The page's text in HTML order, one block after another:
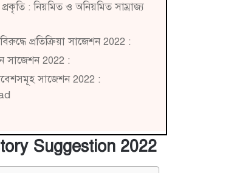
: নিয়মিত ও অনিয়মিত সাম্রাজ্য
প্রতিক্রিয়া সাজেশন 2022 :
সাজেশন 2022 :
সাজেশন 2022 :
Suggestion 2022